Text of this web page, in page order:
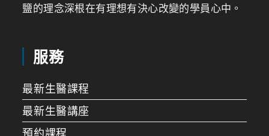
鹽的理念深根在有理想有決心改變的學員心中。
服務
最新生醫課程
最新生醫講座
預約課程